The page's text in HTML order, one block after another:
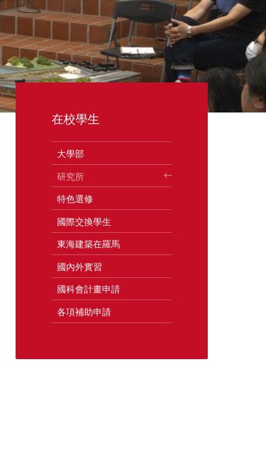
在校學生
大學部
研究所
特色選修
國際交換學生
東海建築在羅馬
國內外實習
國科會計畫申請
各項補助申請